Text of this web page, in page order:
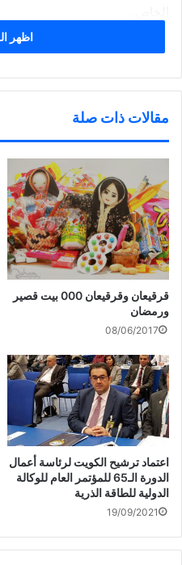
وأضاف أن القطاع الخاص سيكون
الاقتصادية من خلال رؤية
الخدمات وهو ما يستوجب اشراك
وأوضح أن توقيع الاتفاق يأتي في
وزارة (الشباب) بدعم وتوجيه من
جابر مبارك الحمد الصباح رئيس
وتطوير وتنمية العمل الشبابي.
واكد ان الشباب محل اهتمام
صباح الأحمد الجابر الصباح من
ورؤية سموه الثاقبة في دعم هذه
ثمار تلك الجهود.
ضمن
بدورهم في البناء التنموي
وشدد الشيخ سلمان الحمود على
الشباب في تحمل المسؤولية
والإخلاص ليكونوا مساهمين
الشاملة.
ودعم المشاريع التنموية في
اظهر
مقالات ذات صلة
قرقيعان وقرقيعان 000 بيت قصير
ورمضان
08/06/2017
اعتماد ترشيح الكويت لرئاسة أعمال
الدورة الـ65 للمؤتمر العام للوكالة
الدولية للطاقة الذرية
19/09/2021